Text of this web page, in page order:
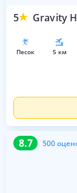
5 Gravity
песок 5 км
8.7 500
8.7 500 оценок